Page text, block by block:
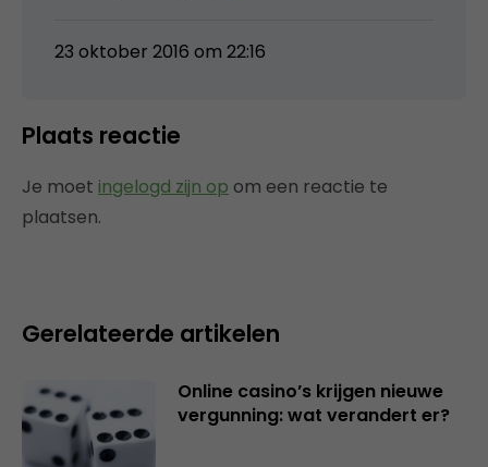
23 oktober 2016 om 22:16
Plaats reactie
Je moet ingelogd zijn op om een reactie te
plaatsen.
Gerelateerde artikelen
Online casino’s krijgen nieuwe
vergunning: wat verandert er?